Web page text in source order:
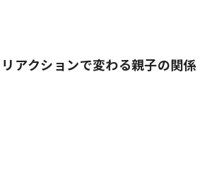
アクションで変わる親子の関係